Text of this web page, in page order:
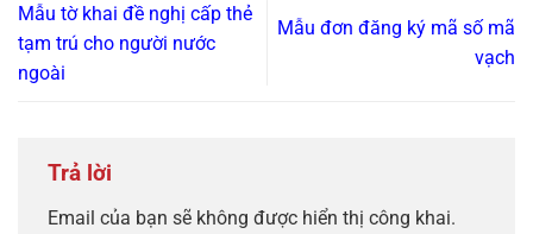
Mẫu tờ khai đề nghị cấp thẻ
tạm trú cho người nước
ngoài
Mẫu đơn đăng ký mã số mã
vạch
Trả lời
Email của bạn sẽ không được hiển thị công khai.